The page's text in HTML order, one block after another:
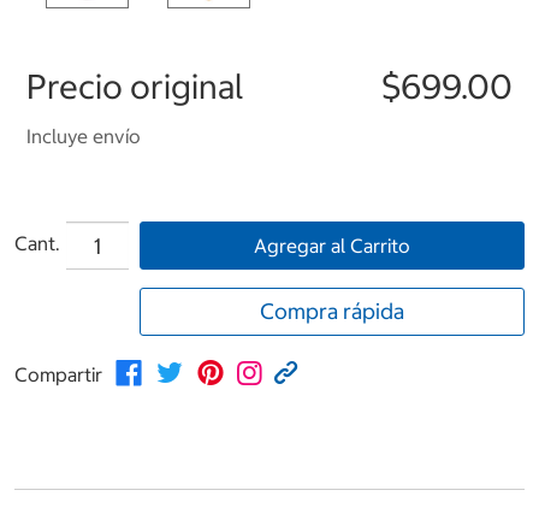
Precio original $699.00
Incluye envío
Cant. Agregar al Carrito
Compra rápida
Compartir